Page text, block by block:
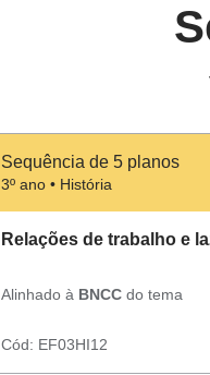
Sequência de 5 planos
3º ano • História
Relações de trabalho e
Alinhado à BNCC do tema
Cód: EF03HI12